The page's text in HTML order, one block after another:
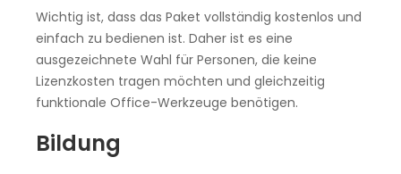
Wichtig ist, dass das Paket vollständig kostenlos und
einfach zu bedienen ist. Daher ist es eine
ausgezeichnete Wahl für Personen, die keine
Lizenzkosten tragen möchten und gleichzeitig
funktionale Office-Werkzeuge benötigen.
Bildung